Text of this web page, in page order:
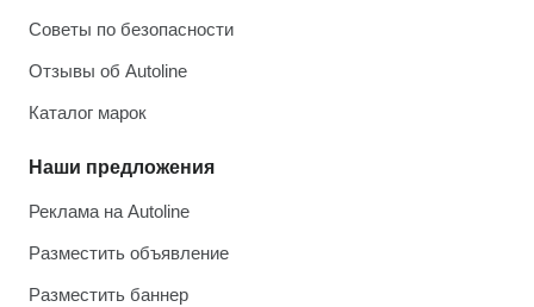
Советы по безопасности
Отзывы об Autoline
Каталог марок
Наши предложения
Реклама на Autoline
Разместить объявление
Разместить баннер